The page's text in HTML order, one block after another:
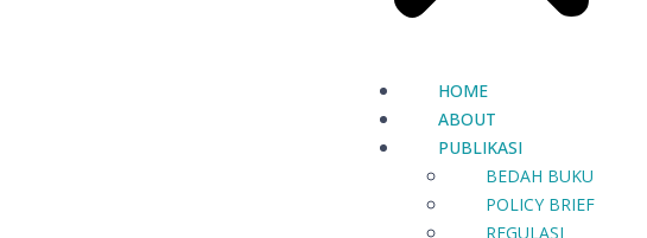
HOME
ABOUT
PUBLIKASI
BEDAH BUKU
POLICY BRIEF
REGULASI